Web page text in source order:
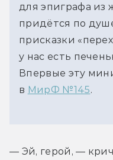
для эпиграфа из
придётся по
присказки
у нас есть
Впервые эту
в МирФ №145.
— Эй, герой, —